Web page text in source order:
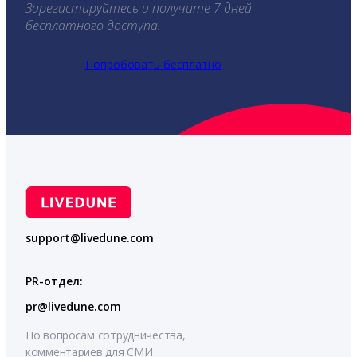
Зарегистируйтесь и получите 7 дней
бесплатного доступа.
Попробовать бесплатно
support@livedune.com
PR-отдел:
pr@livedune.com
По вопросам сотрудничества,
комментариев для СМИ